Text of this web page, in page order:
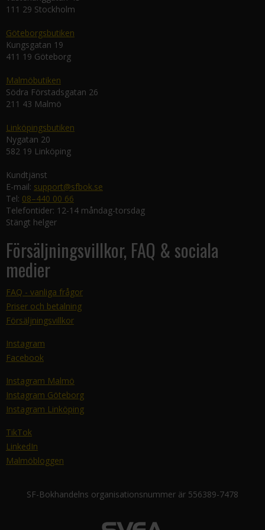
111 29 Stockholm
Göteborgsbutiken
Kungsgatan 19
411 19 Göteborg
Malmöbutiken
Södra Förstadsgatan 26
211 43 Malmö
Linköpingsbutiken
Nygatan 20
582 19 Linköping
Kundtjänst
E-mail: support@sfbok.se
Tel: 08–440 00 66
Telefontider: 12-14 måndag-torsdag
Stängt helger
Försäljningsvillkor, FAQ & sociala
medier
FAQ - vanliga frågor
Priser och betalning
Försäljningsvillkor
Instagram
Facebook
Instagram Malmö
Instagram Göteborg
Instagram Linköping
TikTok
LinkedIn
Malmöbloggen
SF-Bokhandelns organisationsnummer är 556389-7478